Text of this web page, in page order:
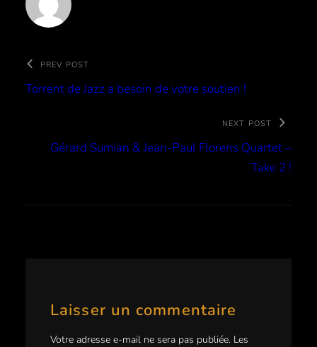
PREV POST
Torrent de Jazz a besoin de votre soutien !
NEXT POST
Gérard Sumian & Jean-Paul Florens Quartet –
Take 2 !
Laisser un commentaire
Votre adresse e-mail ne sera pas publiée. Les